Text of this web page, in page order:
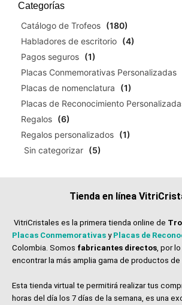
Categorías
Catálogo de Trofeos (180)
Habladores de escritorio (4)
Pagos seguros (1)
Placas Conmemorativas Personalizadas
Placas de nomenclatura
(1)
Placas de Reconocimiento
Regalos (6)
Regalos personalizados (1)
Sin categorizar (5)
Tienda en línea
VitriCristales es la primera tienda online de
Placas Conmemorativas y Placas de
Colombia. Somos fabricantes directos, por
encontrar la más amplia gama de productos
Esta tienda virtual te permitirá realizar tus
horas del día los 7 días de la semana, es una